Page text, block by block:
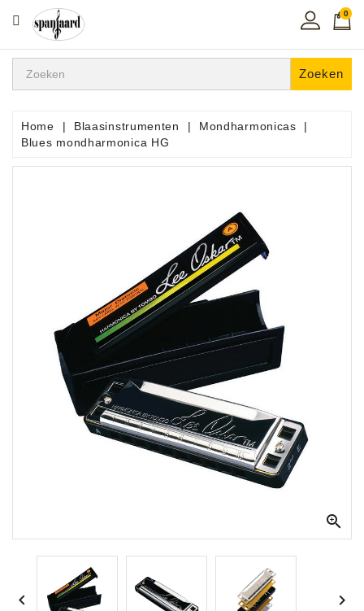
CATEGORIE
Home
In
De
Snaarinstrumenten
Apparatuur
Microfoons
Versterking
Instrumenten
0
Zoeken
Home Blaasinstrumenten
Mondharmonicas
Blues mondharmonica HG

 